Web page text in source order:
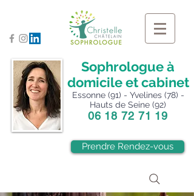
Sophrologue à
domicile et cabinet
Essonne (91) - Yvelines (78) -
Hauts de Seine (92)
06 18 72 71 19
Prendre Rendez-vous